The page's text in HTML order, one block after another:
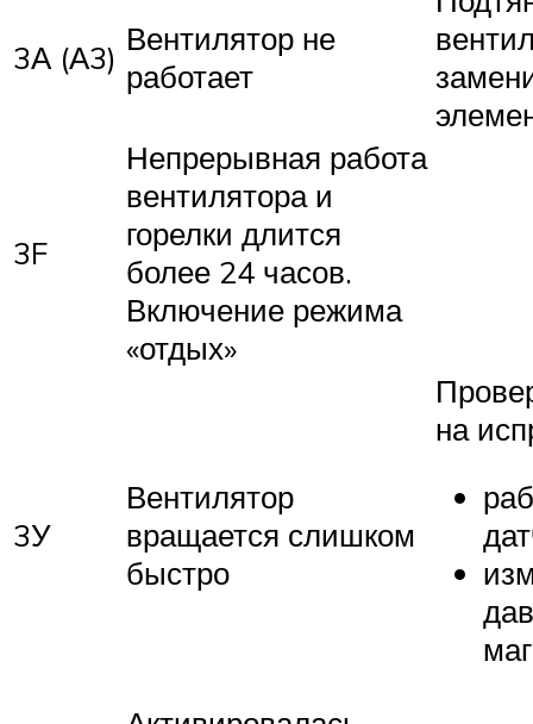
3А (А3) Вентилятор не
работает
3F
Непрерывная работа
вентилятора и
горелки длится
более 24 часов.
Включение режима
«отдых»
3У
Вентилятор
вращается слишком
быстро
на